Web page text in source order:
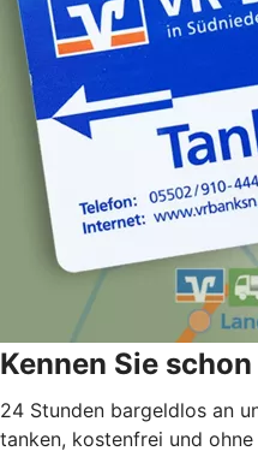
Kennen Sie
24 Stunden bargeldlos an
tanken, kostenfrei und